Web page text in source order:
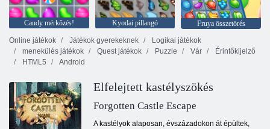
Candy mérkőzés! Kyodai pillangó
Fruya összetörés
Online játékok
Játékok gyerekeknek
Logikai játékok
menekülés játékok
Quest játékok Puzzle Vár
Érintőkijelző
HTML5
Android
Elfelejtett kastélyszökés
Forgotten Castle Escape
A kastélyok alaposan, évszázadokon át épültek,